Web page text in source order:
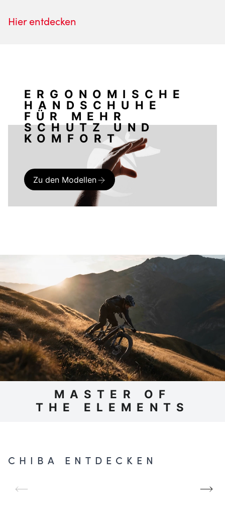
Hier entdecken
ERGONOMISCHE
HANDSCHUHE
FÜR MEHR
SCHUTZ UND
KOMFORT
Zu den Modellen
MASTER OF
THE ELEMENTS
CHIBA ENTDECKEN
UNSERE